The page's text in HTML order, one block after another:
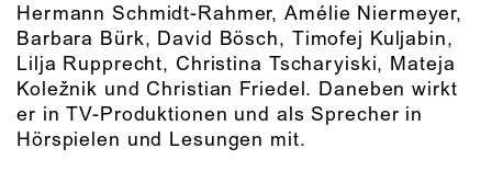
Hermann Schmidt-Rahmer, Amélie Niermeyer,
Barbara Bürk, David Bösch, Timofej Kuljabin,
Lilja Rupprecht, Christina Tscharyiski, Mateja
Koležnik und Christian Friedel. Daneben wirkt
er in TV-Produktionen und als Sprecher in
Hörspielen und Lesungen mit.